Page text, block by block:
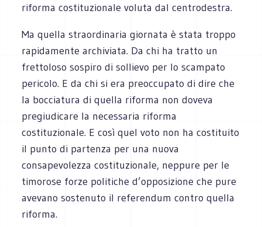
riforma costituzionale voluta dal centrodestra.
Ma quella straordinaria giornata è stata troppo
rapidamente archiviata. Da chi ha tratto un
frettoloso sospiro di sollievo per lo scampato
pericolo. E da chi si era preoccupato di dire che
la bocciatura di quella riforma non doveva
pregiudicare la necessaria riforma
costituzionale. E così quel voto non ha costituito
il punto di partenza per una nuova
consapevolezza costituzionale, neppure per le
timorose forze politiche d’opposizione che pure
avevano sostenuto il referendum contro quella
riforma.